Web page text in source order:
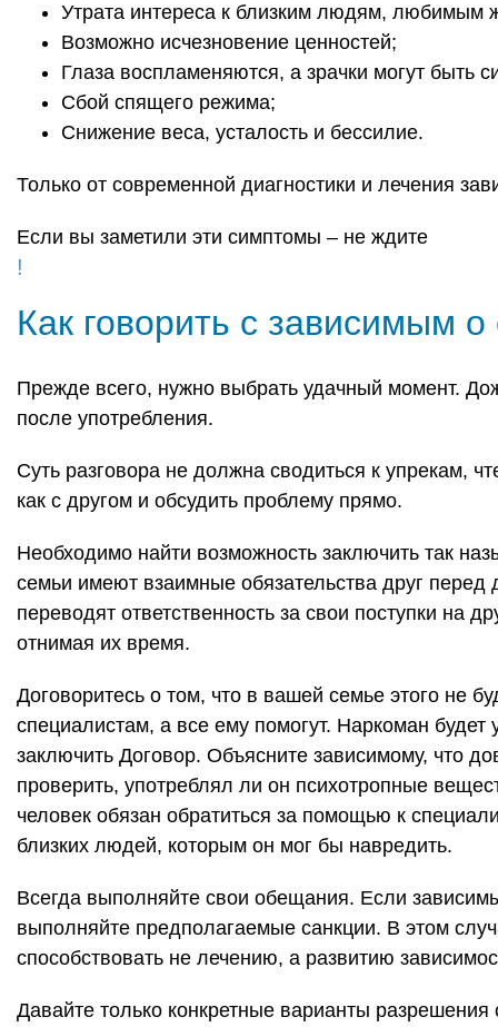
Утрата интереса к близким людям, любимым
Возможно исчезновение ценностей;
Глаза воспламеняются, а зрачки могут быть
Сбой спящего режима;
Снижение веса, усталость и бессилие.
Только от современной диагностики и лечения
Если вы заметили эти симптомы – не ждите
!
Как говорить с зависимым о
Прежде всего, нужно выбрать удачный момент.
после употребления.
Суть разговора не должна сводиться к упрекам,
как с другом и обсудить проблему прямо.
Необходимо найти возможность заключить так
семьи имеют взаимные обязательства друг
переводят ответственность за свои поступки на
отнимая их время.
Договоритесь о том, что в вашей семье этого не
специалистам, а все ему помогут. Наркоман
заключить Договор. Объясните зависимому, что
проверить, употреблял ли он психотропные
человек обязан обратиться за помощью к
близких людей, которым он мог бы навредить.
Всегда выполняйте свои обещания. Если
выполняйте предполагаемые санкции. В этом
способствовать не лечению, а развитию
Давайте только конкретные варианты